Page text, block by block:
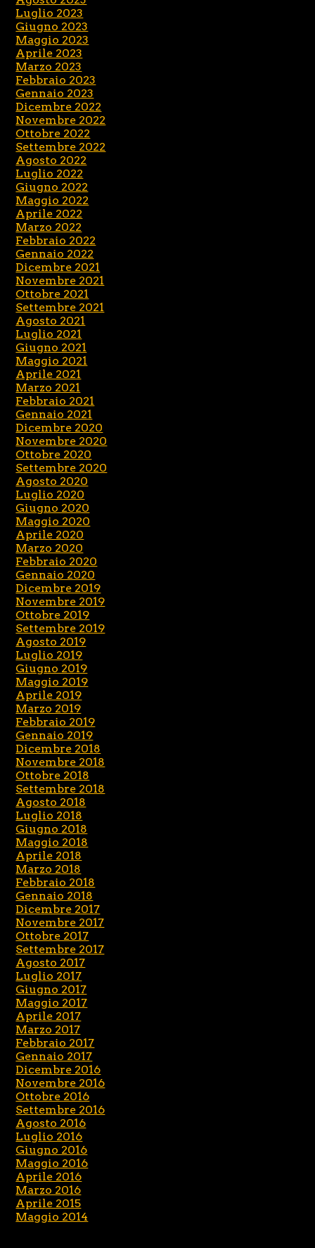
Luglio 2023
Giugno 2023
Maggio 2023
Aprile 2023
Marzo 2023
Febbraio 2023
Gennaio 2023
Dicembre 2022
Novembre 2022
Ottobre 2022
Settembre 2022
Agosto 2022
Luglio 2022
Giugno 2022
Maggio 2022
Aprile 2022
Marzo 2022
Febbraio 2022
Gennaio 2022
Dicembre 2021
Novembre 2021
Ottobre 2021
Settembre 2021
Agosto 2021
Luglio 2021
Giugno 2021
Maggio 2021
Aprile 2021
Marzo 2021
Febbraio 2021
Gennaio 2021
Dicembre 2020
Novembre 2020
Ottobre 2020
Settembre 2020
Agosto 2020
Luglio 2020
Giugno 2020
Maggio 2020
Aprile 2020
Marzo 2020
Febbraio 2020
Gennaio 2020
Dicembre 2019
Novembre 2019
Ottobre 2019
Settembre 2019
Agosto 2019
Luglio 2019
Giugno 2019
Maggio 2019
Aprile 2019
Marzo 2019
Febbraio 2019
Gennaio 2019
Dicembre 2018
Novembre 2018
Ottobre 2018
Settembre 2018
Agosto 2018
Luglio 2018
Giugno 2018
Maggio 2018
Aprile 2018
Marzo 2018
Febbraio 2018
Gennaio 2018
Dicembre 2017
Novembre 2017
Ottobre 2017
Settembre 2017
Agosto 2017
Luglio 2017
Giugno 2017
Maggio 2017
Aprile 2017
Marzo 2017
Febbraio 2017
Gennaio 2017
Dicembre 2016
Novembre 2016
Ottobre 2016
Settembre 2016
Agosto 2016
Luglio 2016
Giugno 2016
Maggio 2016
Aprile 2016
Marzo 2016
Aprile 2015
Maggio 2014